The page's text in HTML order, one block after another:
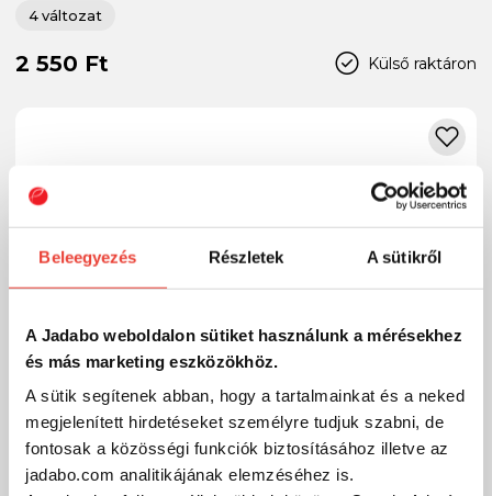
Beleegyezés Részletek A sütikről
A Jadabo weboldalon sütiket használunk a mérésekhez
és más marketing eszközökhöz.
A sütik segítenek abban, hogy a tartalmainkat és a neked
megjelenített hirdetéseket személyre tudjuk szabni, de
fontosak a közösségi funkciók biztosításához illetve az
jadabo.com analitikájának elemzéséhez is.
4 változat
Külső raktáron
2 550 Ft